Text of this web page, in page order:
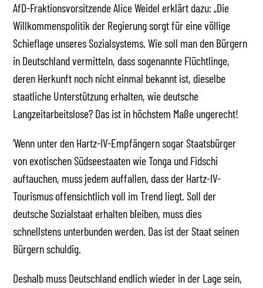
AfD-Fraktionsvorsitzende Alice Weidel erklärt dazu: „Die
Willkommenspolitik der Regierung sorgt für eine völlige
Schieflage unseres Sozialsystems. Wie soll man den Bürgern
in Deutschland vermitteln, dass sogenannte Flüchtlinge,
deren Herkunft noch nicht einmal bekannt ist, dieselbe
staatliche Unterstützung erhalten, wie deutsche
Langzeitarbeitslose? Das ist in höchstem Maße ungerecht!
‘Wenn unter den Hartz-IV-Empfängern sogar Staatsbürger
von exotischen Südseestaaten wie Tonga und Fidschi
auftauchen, muss jedem auffallen, dass der Hartz-IV-
Tourismus offensichtlich voll im Trend liegt. Soll der
deutsche Sozialstaat erhalten bleiben, muss dies
schnellstens unterbunden werden. Das ist der Staat seinen
Bürgern schuldig.
Deshalb muss Deutschland endlich wieder in der Lage sein,